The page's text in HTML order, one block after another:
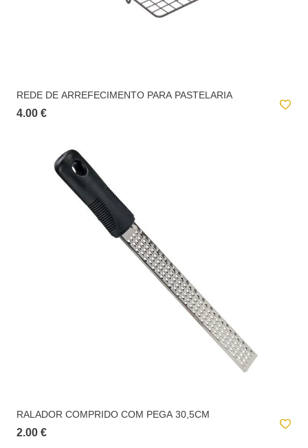
REDE DE ARREFECIMENTO PARA PASTELARIA
4.00 €
RALADOR COMPRIDO COM PEGA 30,5CM
2.00 €